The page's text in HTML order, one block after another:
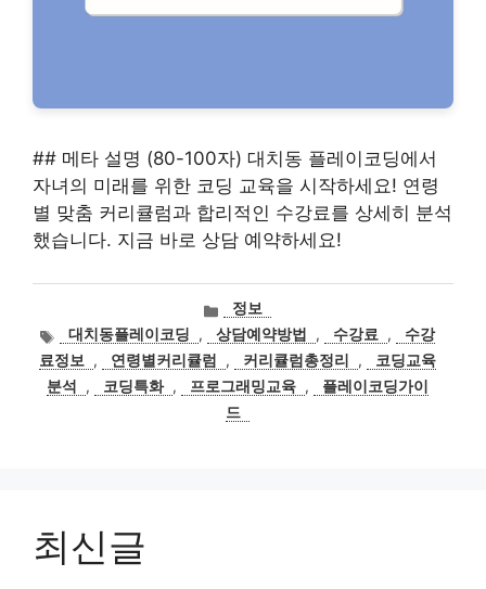
## 메타 설명 (80-100자) 대치동 플레이코딩에서
자녀의 미래를 위한 코딩 교육을 시작하세요! 연령
별 맞춤 커리큘럼과 합리적인 수강료를 상세히 분석
했습니다. 지금 바로 상담 예약하세요!
카
테
고
리
정보
태
그
대치동플레이코딩 , 상담예약방법 , 수강료 ,
수강
료정보
, 연령별커리큘럼 , 커리큘럼총정리 ,
코딩교육
분석
, 코딩특화 , 프로그래밍교육 ,
플레이코딩가이
드
최신글